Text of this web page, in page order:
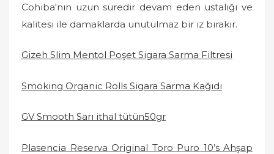
Cohiba'nın uzun süredir devam eden ustalığı ve
kalitesi ile damaklarda unutulmaz bir iz bırakır.
Gizeh Slim Mentol Poşet Sigara Sarma Filtresi
Smoking Organic Rolls Sigara Sarma Kağıdı
GV Smooth Sarı ithal tütün50gr
Plasencia Reserva Original Toro Puro 10’s Ahşap